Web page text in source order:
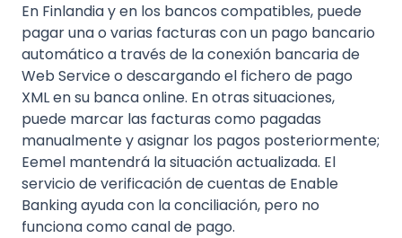
En Finlandia y en los bancos compatibles, puede
pagar una o varias facturas con un pago bancario
automático a través de la conexión bancaria de
Web Service o descargando el fichero de pago
XML en su banca online. En otras situaciones,
puede marcar las facturas como pagadas
manualmente y asignar los pagos posteriormente;
Eemel mantendrá la situación actualizada. El
servicio de verificación de cuentas de Enable
Banking ayuda con la conciliación, pero no
funciona como canal de pago.